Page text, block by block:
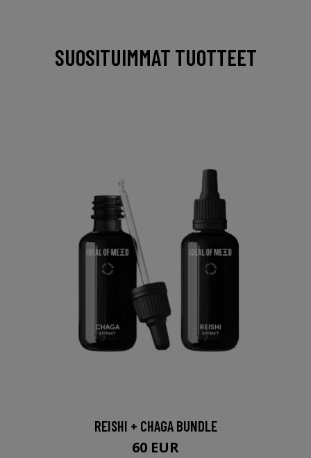
SUOSITUIMMAT TUOTTEET
REISHI + CHAGA BUNDLE
60 EUR